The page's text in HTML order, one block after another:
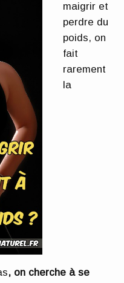
maigrir et
perdre du
poids, on
fait
rarement
la
, on cherche à se